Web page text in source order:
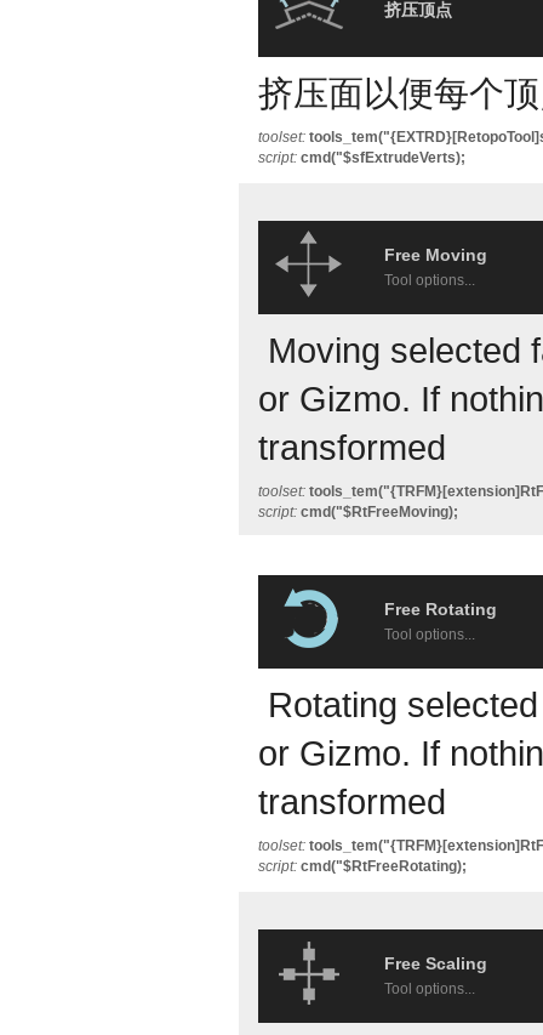
挤压顶点
挤压面以便每个
toolset:
script: cmd("$sfExtrudeVerts);
Free Moving
Tool options...
Moving selected
or Gizmo. If
transformed
toolset:
script: cmd("$RtFreeMoving);
Free Rotating
Tool options...
Rotating
or Gizmo. If
transformed
toolset:
script: cmd("$RtFreeRotating);
Free Scaling
Tool options...